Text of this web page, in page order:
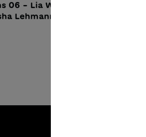
06 – Lia Wälti,
Lehmann